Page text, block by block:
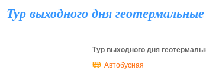
Тур выходного дня
Тур выходного дня
Автобусная